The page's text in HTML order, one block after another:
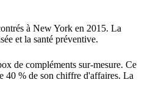
à New York en 2015. La
et la santé préventive.
de compléments sur-mesure. Ce
40 % de son chiffre d'affaires. La